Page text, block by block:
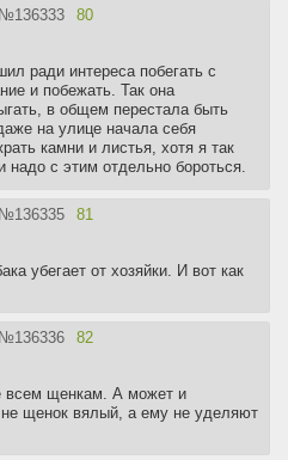
№136333 80
ради интереса побегать с
и побежать. Так она
в общем перестала быть
на улице начала себя
камни и листья, хотя я так
надо с этим отдельно бороться.
№136335 81
убегает от хозяйки. И вот как
№136336 82
всем щенкам. А может и
щенок вялый, а ему не уделяют